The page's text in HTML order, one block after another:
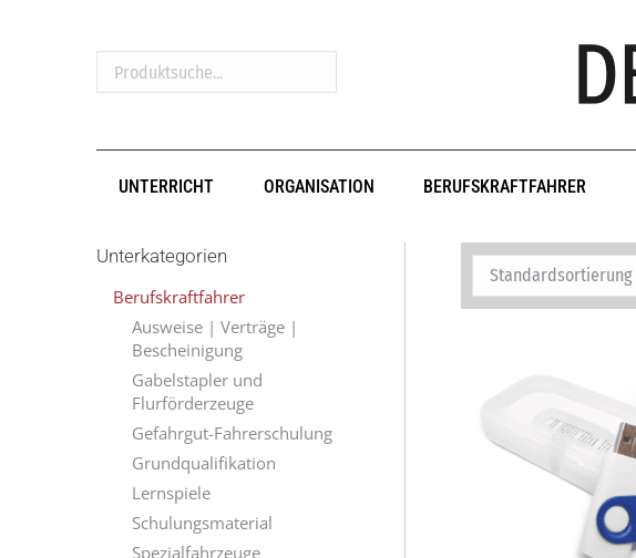
Produktsuche...
UNTERRICHT ORGANISATION BERUFSKRAFTFAHRER
Unterkategorien
Berufskraftfahrer
Ausweise | Verträge |
Bescheinigung
Gabelstapler und
Flurförderzeuge
Gefahrgut-Fahrerschulung
Grundqualifikation
Lernspiele
Schulungsmaterial
Spezialfahrzeuge